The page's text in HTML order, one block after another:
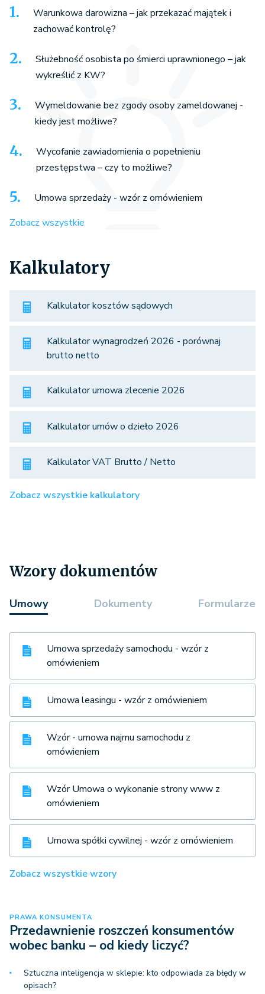
Warunkowa darowizna – jak przekazać majątek i
zachować kontrolę?
Służebność osobista po śmierci uprawnionego – jak
wykreślić z KW?
Wymeldowanie bez zgody osoby zameldowanej -
kiedy jest możliwe?
Wycofanie zawiadomienia o popełnieniu
przestępstwa – czy to możliwe?
Umowa sprzedaży - wzór z omówieniem
Zobacz wszystkie
Kalkulatory
Kalkulator kosztów sądowych
Kalkulator wynagrodzeń 2026 - porównaj
brutto netto
Kalkulator umowa zlecenie 2026
Kalkulator umów o dzieło 2026
Kalkulator VAT Brutto / Netto
Zobacz wszystkie kalkulatory
Wzory dokumentów
Umowy Dokumenty Formularze
Umowa sprzedaży samochodu - wzór z
omówieniem
Umowa leasingu - wzór z omówieniem
Wzór - umowa najmu samochodu z
omówieniem
Wzór Umowa o wykonanie strony www z
omówieniem
Umowa spółki cywilnej - wzór z omówieniem
Zobacz wszystkie wzory
PRAWA KONSUMENTA
Przedawnienie roszczeń konsumentów
wobec banku – od kiedy liczyć?
Sztuczna inteligencja w sklepie: kto odpowiada za błędy w
opisach?